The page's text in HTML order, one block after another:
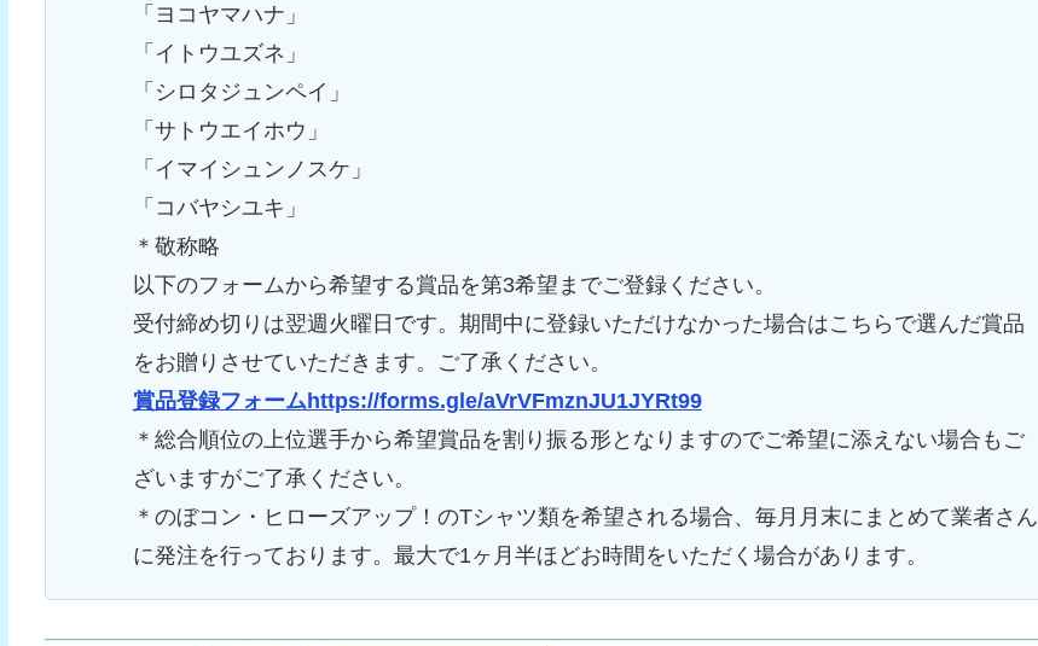
「ヨコヤマハナ」
「イトウユズネ」
「シロタジュンペイ」
「サトウエイホウ」
「イマイシュンノスケ」
「コバヤシユキ」
＊敬称略
以下のフォームから希望する賞品を第3希望までご登録ください。
受付締め切りは翌週火曜日です。期間中に登録いただけなかった場合はこちらで選んだ賞品
をお贈りさせていただきます。ご了承ください。
賞品登録フォームhttps://forms.gle/aVrVFmznJU1JYRt99
＊総合順位の上位選手から希望賞品を割り振る形となりますのでご希望に添えない場合もご
ざいますがご了承ください。
＊のぼコン・ヒローズアップ！のTシャツ類を希望される場合、毎月月末にまとめて業者さん
に発注を行っております。最大で1ヶ月半ほどお時間をいただく場合があります。